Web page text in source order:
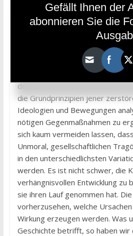
regiert wird, können wir diese
Sonst würden wir ja
Determinismus das Wort reden.
übernehmen heißt vielmehr,
das unentbehrliche Prinzip der
Von diesem Ansatzpunkt
deutlich: Wenn wir heute nicht
die Grundprinzipien jener
Ideologien und Bewegungen
nötigen Gegenmaßnahmen zu
sich kaum vermeiden lassen,
Unmoral, gesellschaftlichen
in den unterschiedlichsten
werden. Es ist nicht schwer, die
verhängnisvollen Entwicklung zu
sie ihren Lauf genommen hat.
vorherzusehen, welche
Wirkung erzeugen werden. Was
Geschichte betrifft, so haben
Gefällt Ihnen der
abonnieren Sie die